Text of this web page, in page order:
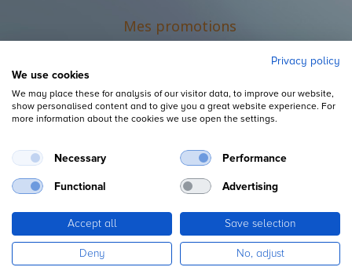
Mes promotions
Mentions légales
Copyright © L'Espace du Petit Futé
Fourni par
, le n°1Open Source eCommerce
Privacy policy
We use cookies
We may place these for analysis of our visitor data, to improve our website,
show personalised content and to give you a great website experience. For
more information about the cookies we use open the settings.
Necessary Performance
Functional Advertising
Accept all Save selection
Deny No, adjust